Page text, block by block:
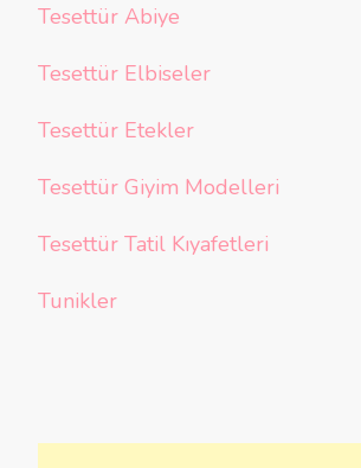
Tesettür Abiye
Tesettür Elbiseler
Tesettür Etekler
Tesettür Giyim Modelleri
Tesettür Tatil Kıyafetleri
Tunikler